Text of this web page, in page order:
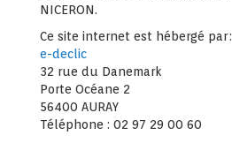
NICERON.
Ce site internet est hébergé par :
e-declic
32 rue du Danemark
Porte Océane 2
56400 AURAY
Téléphone : 02 97 29 00 60